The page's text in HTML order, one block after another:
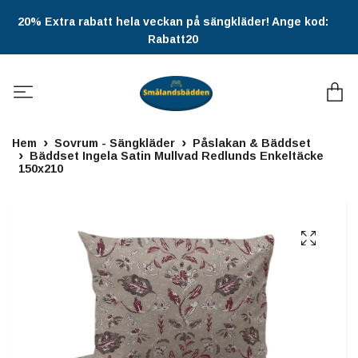
20% Extra rabatt hela veckan på sängkläder! Ange kod:
Rabatt20
Hem Sovrum - Sängkläder
Påslakan & Bäddset
Bäddset Ingela Satin Mullvad Redlunds Enkeltäcke
150x210